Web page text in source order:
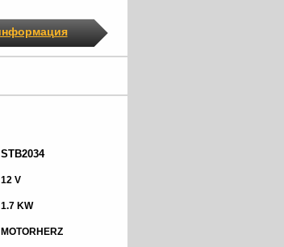
STB2034
12 V
1.7 KW
MOTORHERZ